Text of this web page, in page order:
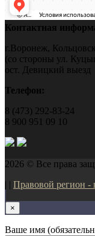
Контактная
г.Воронеж,
(со стороны ул.
ост. Девицкий выезд
Телефон:
8 (473) 292-83-24
8 900 951 09 10
2026 © Все права
| | Правовой регион -
×
Ваше имя